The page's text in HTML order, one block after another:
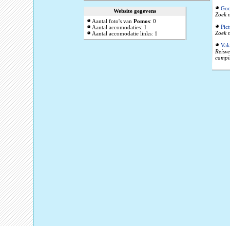
Website gegevens
Aantal foto's van Pomos: 0
Aantal accomodaties: 1
Aantal accomodatie links: 1
Zoek
Zoek